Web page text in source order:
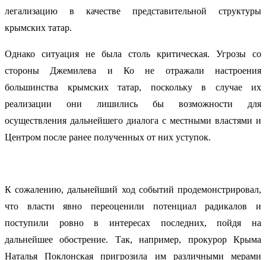
легализацию в качестве представительной структуры
крымских татар.
Однако ситуация не была столь критическая. Угрозы со
стороны Джемилева и Ко не отражали настроения
большинства крымских татар, поскольку в случае их
реализации они лишились бы возможности для
осуществления дальнейшего диалога с местными властями и
Центром после ранее полученных от них уступок.
К сожалению, дальнейший ход событий продемонстрировал,
что власти явно переоценили потенциал радикалов и
поступили ровно в интересах последних, пойдя на
дальнейшее обострение. Так, например, прокурор Крыма
Наталья Поклонская пригрозила им различными мерами